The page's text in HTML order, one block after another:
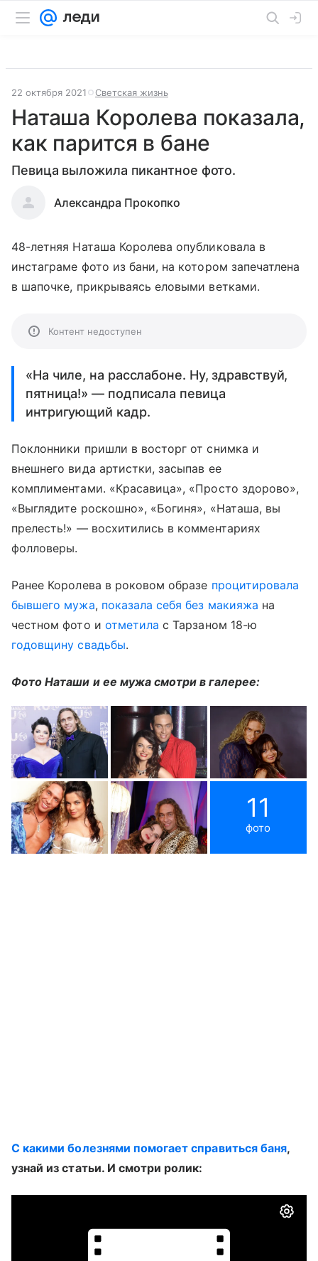
22 октября 2021 Светская жизнь
Наташа Королева показала,
как парится в бане
Певица выложила пикантное фото.
Александра Прокопко
48-летняя Наташа Королева опубликовала в
инстаграме фото из бани, на котором запечатлена
в шапочке, прикрываясь еловыми ветками.
Контент недоступен
«На чиле, на расслабоне. Ну, здравствуй,
пятница!» — подписала певица
интригующий кадр.
Поклонники пришли в восторг от снимка и
внешнего вида артистки, засыпав ее
комплиментами. «Красавица», «Просто здорово»,
«Выглядите роскошно», «Богиня», «Наташа, вы
прелесть!» — восхитились в комментариях
фолловеры.
Ранее Королева в роковом образе процитировала
бывшего мужа, показала себя без макияжа на
честном фото и отметила с Тарзаном 18-ю
годовщину свадьбы.
Фото Наташи и ее мужа смотри в галерее:
11
фото
С какими болезнями помогает справиться баня,
узнай из статьи. И смотри ролик: